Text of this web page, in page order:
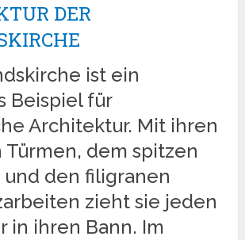
DER
ist ein
Beispiel für
Architektur. Mit ihren
Türmen, dem spitzen
den filigranen
zieht sie jeden
in ihren Bann. Im